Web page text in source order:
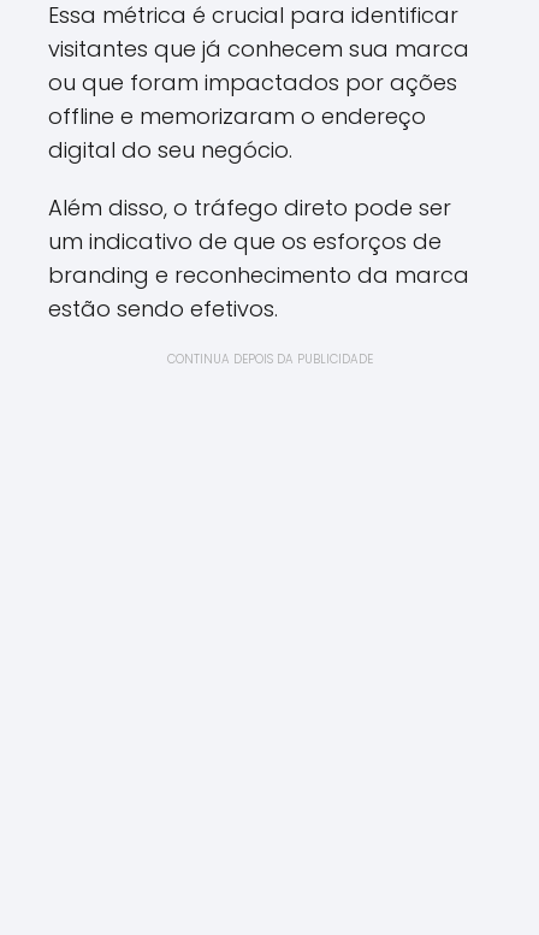
Essa métrica é crucial para identificar
visitantes que já conhecem sua marca
ou que foram impactados por ações
offline e memorizaram o endereço
digital do seu negócio.
Além disso, o tráfego direto pode ser
um indicativo de que os esforços de
branding e reconhecimento da marca
estão sendo efetivos.
CONTINUA DEPOIS DA PUBLICIDADE